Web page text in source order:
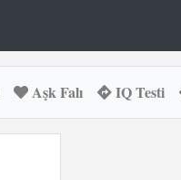
Aşk Falı IQ Testi